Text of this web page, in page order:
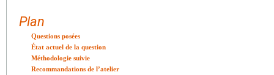
Plan
Questions posées
État actuel de la question
Méthodologie suivie
Recommandations de l’atelier